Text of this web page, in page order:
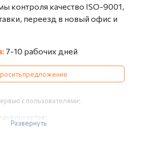
контроля качество ISO-9001,
переезд в новый офис и
7-10 рабочих дней
предложение
с пользователями;
проектов;
Развернуть